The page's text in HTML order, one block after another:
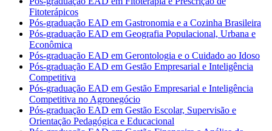
Fitoterápicos
Pós-graduação EAD em Gastronomia e a Cozinha Brasileira
Pós-graduação EAD em Geografia Populacional, Urbana e
Econômica
Pós-graduação EAD em Gerontologia e o Cuidado ao Idoso
Pós-graduação EAD em Gestão Empresarial e Inteligência
Competitiva
Pós-graduação EAD em Gestão Empresarial e Inteligência
Competitiva no Agronegócio
Pós-graduação EAD em Gestão Escolar, Supervisão e
Orientação Pedagógica e Educacional